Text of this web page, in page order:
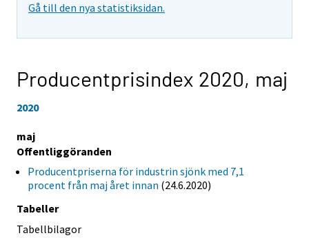
Gå till den nya statistiksidan.
Producentprisindex 2020, maj
2020
maj
Offentliggöranden
Producentpriserna för industrin sjönk med 7,1
procent från maj året innan (24.6.2020)
Tabeller
Tabellbilagor